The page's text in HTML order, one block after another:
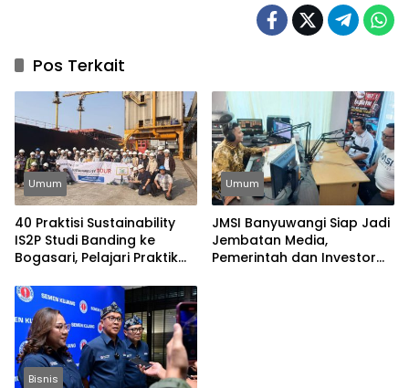
Pos Terkait
Umum
40 Praktisi Sustainability
IS2P Studi Banding ke
Bogasari, Pelajari Praktik
Umum
JMSI Banyuwangi Siap Jadi
Jembatan Media,
Pemerintah dan Investor
Bisnis